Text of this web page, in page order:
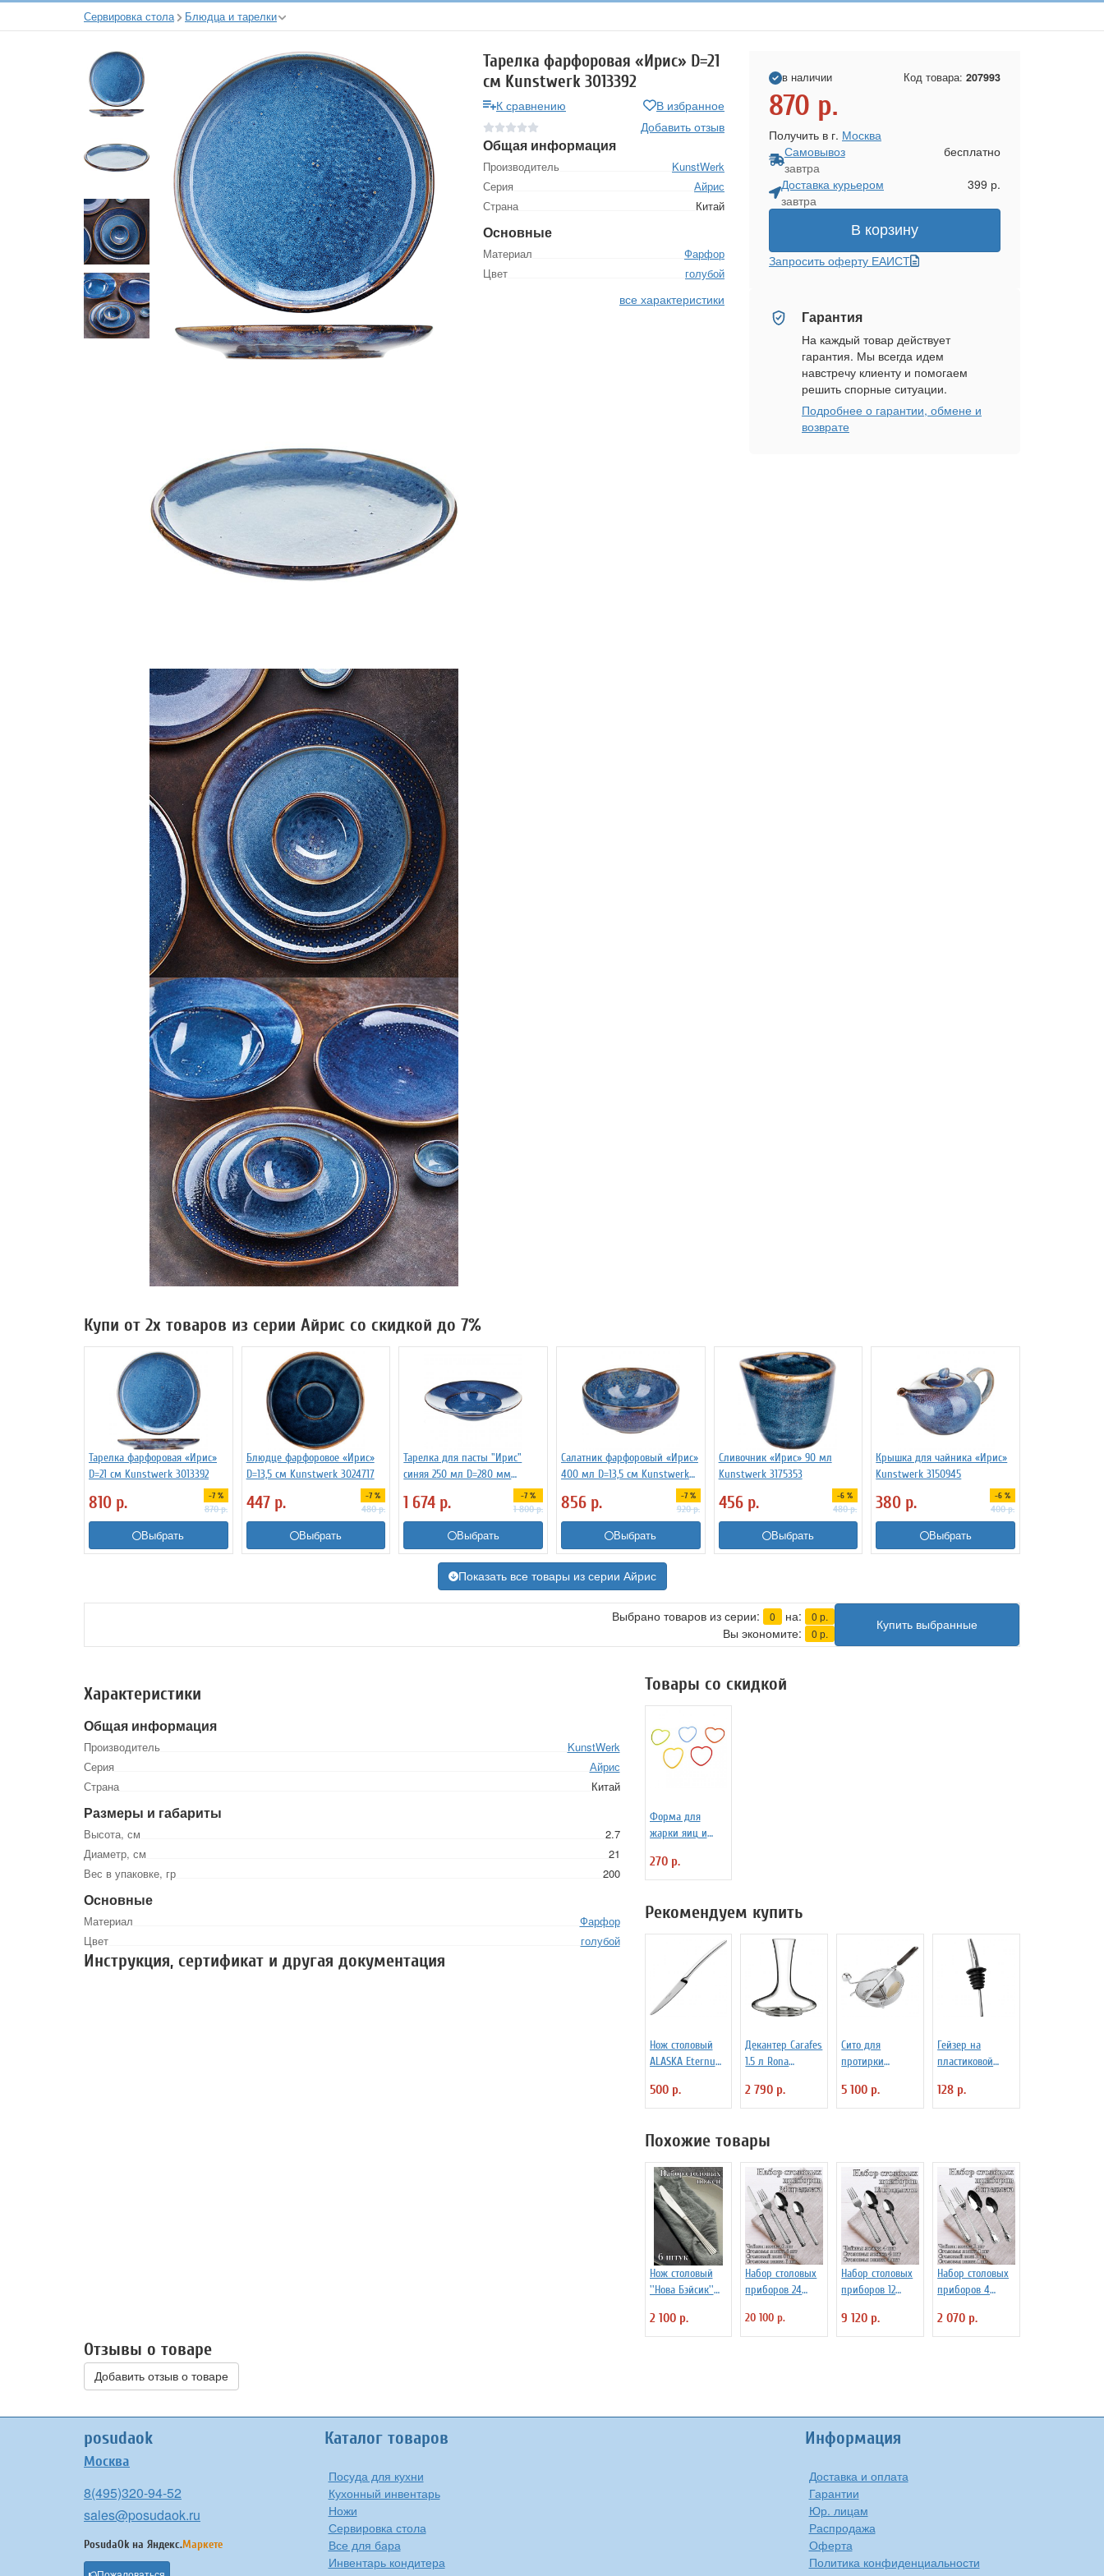
Сервировка стола Блюдца и тарелки
Тарелка фарфоровая «Ирис» D=21
см Kunstwerk 3013392
К сравнению
В избранное
Добавить отзыв
Общая информация
Производитель
KunstWerk
Серия
Айрис
Страна
Китай
Основные
Материал
Фарфор
Цвет
голубой
все характеристики
в наличии Код товара: 207993
870 р.
Получить в г. Москва
Самовывоз
завтра
бесплатно
Доставка курьером
завтра
399 р.
В корзину
Запросить оферту ЕАИСТ
Гарантия
На каждый товар действует
гарантия. Мы всегда идем
навстречу клиенту и помогаем
решить спорные ситуации.
Подробнее о гарантии, обмене и
возврате
Купи от 2х товаров из серии Айрис со скидкой до 7%
Тарелка фарфоровая «Ирис»
D=21 см Kunstwerk 3013392
810 р. -7 %
870р.
Выбрать
Блюдце фарфоровое «Ирис»
D=13,5 см Kunstwerk 3024717
447 р. -7 %
480р.
Выбрать
Тарелка для пасты "Ирис"
синяя 250 мл D=280 мм
1 674 р. -7 %
1 800р.
Выбрать
Салатник фарфоровый «Ирис»
400 мл D=13,5 см Kunstwerk
856 р. -7 %
920р.
Выбрать
Сливочник «Ирис» 90 мл
Kunstwerk 3175353
456 р. -6 %
480р.
Выбрать
Крышка для чайника «Ирис»
Kunstwerk 3150945
380 р. -6 %
400р.
Выбрать
Показать все товары из серии Айрис
Выбрано товаров из серии: 0 на: 0 р.
Вы экономите: 0 р.
Купить выбранные
Характеристики
Общая информация
Производитель
KunstWerk
Серия
Айрис
Страна
Китай
Размеры и габариты
Высота, см
2.7
Диаметр, см
21
Вес в упаковке, гр
200
Основные
Материал
Фарфор
Цвет
голубой
Инструкция, сертификат и другая документация
Товары со скидкой
Форма для
жарки яиц и
силиконовая
Любовь
270 р.
Рекомендуем купить
Нож столовый
ALASKA Eternum
500 р.
Декантер Carafes
1.5 л Rona
2 790 р.
Сито для
протирки
Paderno 4030173
5 100 р.
Гейзер на
пластиковой
«Проотель»
D=28/15 мм L=110
128 р.
Похожие товары
Нож столовый
''Нова Бэйсик''
2 100 р.
Набор столовых
приборов 24
"Verona" Luxstah
20 100 р.
Набор столовых
приборов 12
"Verona" Luxstah
9 120 р.
Набор столовых
приборов 4
"Rome" Luxstahl
2 070 р.
Отзывы о товаре
Добавить отзыв о товаре
posudaok
Москва
8(495)320-94-52
sales@posudaok.ru
PosudaOk на Яндекс.Маркете
Каталог товаров
Посуда для кухни
Кухонный инвентарь
Ножи
Сервировка стола
Все для бара
Инвентарь кондитера
Информация
Доставка и оплата
Гарантии
Юр. лицам
Распродажа
Оферта
Политика конфиденциальности